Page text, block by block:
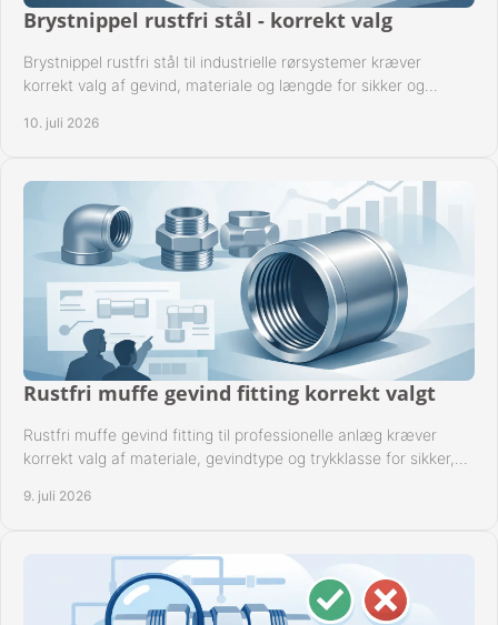
Brystnippel rustfri stål - korrekt valg
Brystnippel rustfri stål til industrielle rørsystemer kræver
korrekt valg af gevind, materiale og længde for sikker og
10. juli 2026
Rustfri muffe gevind fitting korrekt valgt
Rustfri muffe gevind fitting til professionelle anlæg kræver
korrekt valg af materiale, gevindtype og trykklasse for sikker,
9. juli 2026